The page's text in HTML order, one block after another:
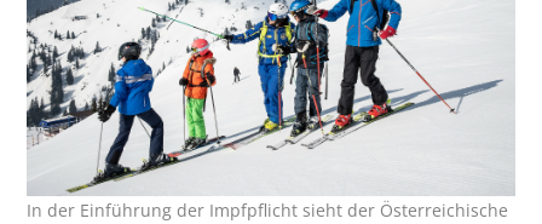
In der Einführung der Impfpflicht sieht der Österreichische